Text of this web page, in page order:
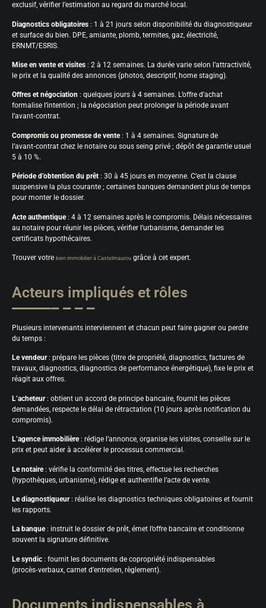
exclusif, vérifier l’estimation au regard du marché local.
Diagnostics obligatoires : 1 à 21 jours selon disponibilité du diagnostiqueur
et surface du bien. DPE, amiante, plomb, termites, gaz, électricité,
ERNMT/ESRIS.
Mise en vente et visites : 2 à 12 semaines. La durée varie selon l’attractivité,
le prix et la qualité des annonces (photos, descriptif, home staging).
Offres et négociation : quelques jours à 4 semaines. L’offre d’achat
formalise l’intention ; la négociation peut prolonger la période avant
l’avant‑contrat.
Compromis ou promesse de vente: 1 à 4 semaines. Signature de
l’avant‑contrat chez le notaire ou sous seing privé ; dépôt de garantie usuel
5 à 10 %.
Période d’obtention du prêt : 30 à 45 jours en moyenne. C’est la clause
suspensive la plus courante ; certaines banques demandent plus de temps
pour monter le dossier.
Acte authentique: 4 à 12 semaines après le compromis. Délais nécessaires
au notaire pour réunir les pièces, vérifier l’urbanisme, demander les
certificats hypothécaires.
Trouver votre bien immobilier à Castelmaurou grâce à cet expert.
Acteurs impliqués et rôles
Plusieurs intervenants interviennent et chacun peut faire gagner ou perdre
du temps :
Le vendeur: prépare les pièces (titre de propriété, diagnostics, factures de
travaux, diagnostics, diagnostics de performance énergétique), fixe le prix et
réagit aux offres.
L’acheteur: obtient un accord de principe bancaire, fournit les pièces
demandées, respecte le délai de rétractation (10 jours après notification du
compromis).
L’agence immobilière: rédige l’annonce, organise les visites, conseille sur le
prix et peut aider à accélérer le processus commercial.
Le notaire: vérifie la conformité des titres, effectue les recherches
(hypothèques, urbanisme), rédige et authentifie l’acte de vente.
Le diagnostiqueur: réalise les diagnostics techniques obligatoires et fournit
les rapports.
La banque: instruit le dossier de prêt, émet l’offre bancaire et conditionne
souvent la signature définitive.
Le syndic : fournit les documents de copropriété indispensables
(procès‑verbaux, carnet d’entretien, règlement).